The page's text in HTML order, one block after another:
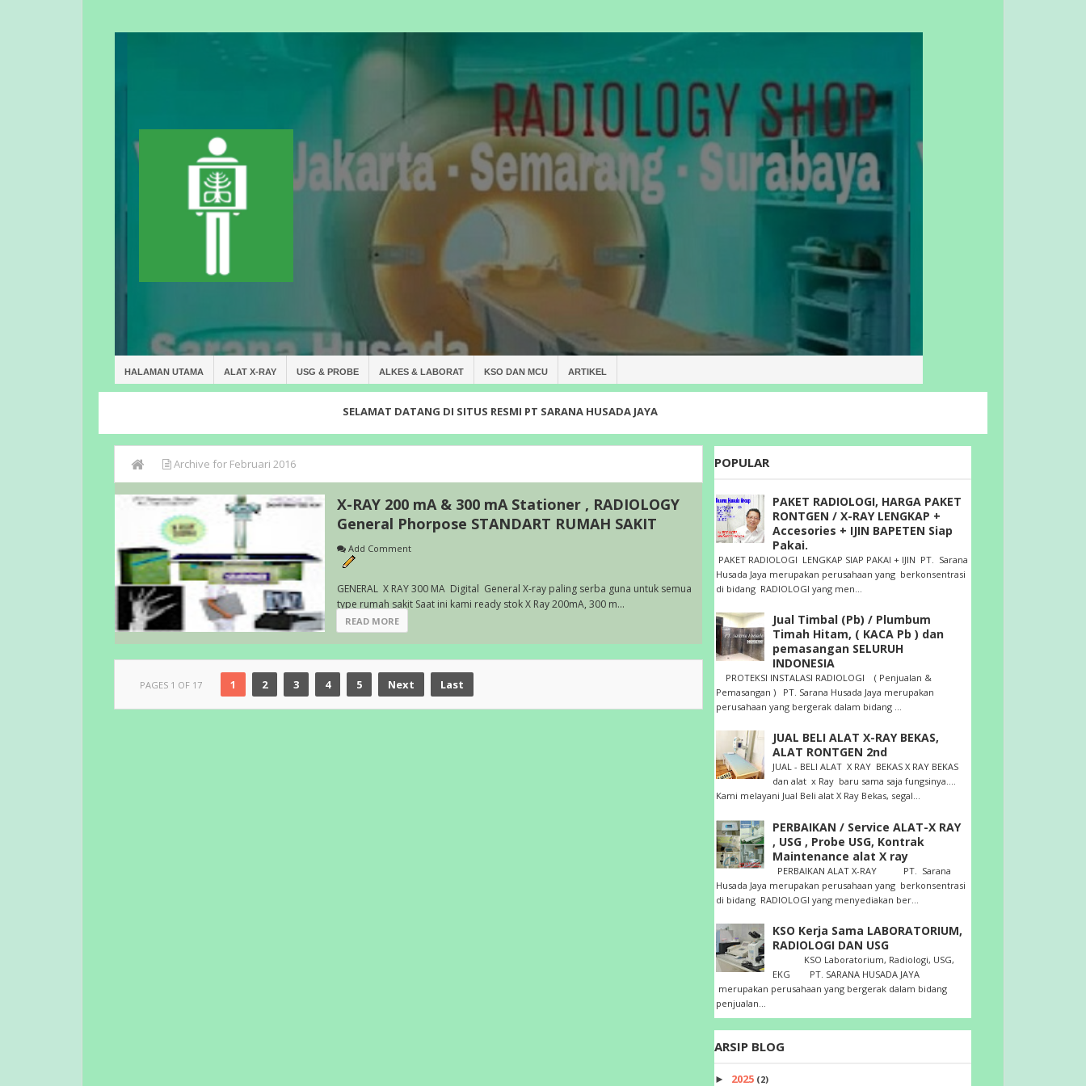
HALAMAN UTAMA ALAT X-RAY USG & PROBE ALKES & LABORAT KSO DAN MCU ARTIKEL
SELAMAT DATANG DI SITUS RESMI PT SARANA HUSADA JAYA
Archive for Februari 2016
X-RAY 200 mA & 300 mA Stationer , RADIOLOGY
General Phorpose STANDART RUMAH SAKIT
Add Comment
GENERAL X RAY 300 MA Digital General X-ray paling serba guna untuk semua
type rumah sakit Saat ini kami ready stok X Ray 200mA, 300 m...
READ MORE
PAGES 1 OF 17 1 2 3 4 5 Next Last
POPULAR
PAKET RADIOLOGI, HARGA PAKET
RONTGEN / X-RAY LENGKAP +
Accesories + IJIN BAPETEN Siap
Pakai.
PAKET RADIOLOGI LENGKAP SIAP PAKAI + IJIN PT. Sarana
Husada Jaya merupakan perusahaan yang berkonsentrasi
di bidang RADIOLOGI yang men...
Jual Timbal (Pb) / Plumbum
Timah Hitam, ( KACA Pb ) dan
pemasangan SELURUH
INDONESIA
PROTEKSI INSTALASI RADIOLOGI ( Penjualan &
Pemasangan ) PT. Sarana Husada Jaya merupakan
perusahaan yang bergerak dalam bidang ...
JUAL BELI ALAT X-RAY BEKAS,
ALAT RONTGEN 2nd
JUAL - BELI ALAT X RAY BEKAS X RAY BEKAS
dan alat x Ray baru sama saja fungsinya....
Kami melayani Jual Beli alat X Ray Bekas, segal...
PERBAIKAN / Service ALAT-X RAY
, USG , Probe USG, Kontrak
Maintenance alat X ray
PERBAIKAN ALAT X-RAY PT. Sarana
Husada Jaya merupakan perusahaan yang berkonsentrasi
di bidang RADIOLOGI yang menyediakan ber...
KSO Kerja Sama LABORATORIUM,
RADIOLOGI DAN USG
KSO Laboratorium, Radiologi, USG,
EKG PT. SARANA HUSADA JAYA
merupakan perusahaan yang bergerak dalam bidang
penjualan...
ARSIP BLOG
► 2025 (2)